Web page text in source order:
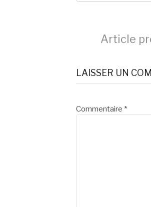
Lire
la
suite
Article
LAISSER UN
Commentaire *